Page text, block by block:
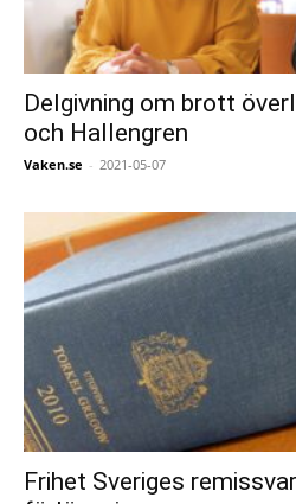
Delgivning om brott
och Hallengren
Vaken.se - 2021-05-07
Frihet Sveriges